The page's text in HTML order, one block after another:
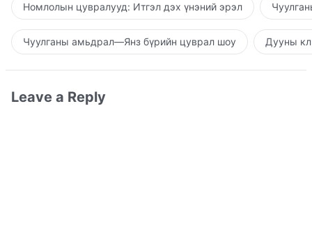
Номлолын цувралууд: Итгэл дэх үнэний эрэл
Чуулганы амьдрал—Янз бүрийн цуврал шоу Дууны
Leave a Reply